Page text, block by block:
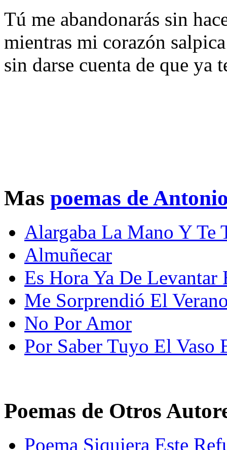
Tú me abandonarás sin
mientras mi corazón
sin darse cuenta de que ya
Mas poemas de
Alargaba La Mano Y Te
Almuñecar
Es Hora Ya De Levantar
Me Sorprendió El
No Por Amor
Por Saber Tuyo El Vaso
Poemas de Otros
Poema Siquiera Este